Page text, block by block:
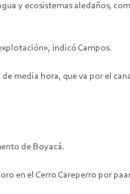
y ecosistemas aledaños,
indicó Campos.
media hora, que va por el
de Boyacá.
en el Cerro Careperro por